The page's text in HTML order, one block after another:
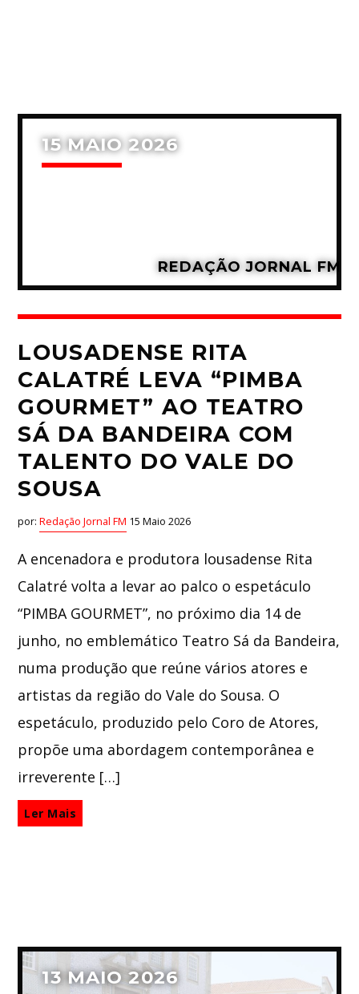
15 MAIO 2026
REDAÇÃO JORNAL FM
LOUSADENSE RITA
CALATRÉ LEVA “PIMBA
GOURMET” AO TEATRO
SÁ DA BANDEIRA COM
TALENTO DO VALE DO
SOUSA
por:Redação Jornal FM 15 Maio 2026
A encenadora e produtora lousadense Rita
Calatré volta a levar ao palco o espetáculo
“PIMBA GOURMET”, no próximo dia 14 de
junho, no emblemático Teatro Sá da Bandeira,
numa produção que reúne vários atores e
artistas da região do Vale do Sousa. O
espetáculo, produzido pelo Coro de Atores,
propõe uma abordagem contemporânea e
irreverente […]
Ler Mais
13 MAIO 2026